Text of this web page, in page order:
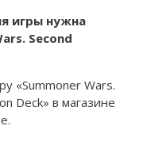
игры нужна
Second
«Summoner Wars.
Deck» в магазине